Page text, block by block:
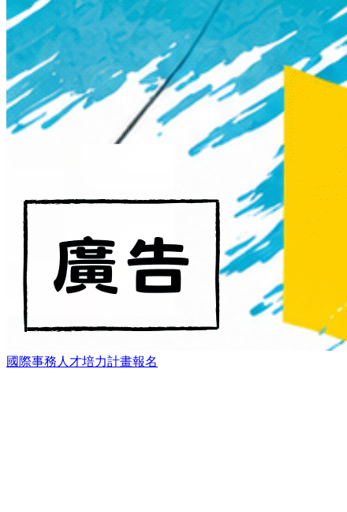
國際事務人才培力計畫報名